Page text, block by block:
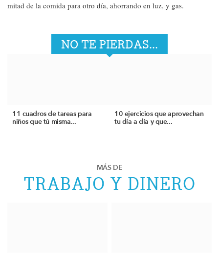
mitad de la comida para otro día, ahorrando en luz, y gas.
NO TE PIERDAS...
11 cuadros de tareas para
niños que tú misma...
10 ejercicios que aprovechan
tu día a día y que...
MÁS DE
TRABAJO Y DINERO